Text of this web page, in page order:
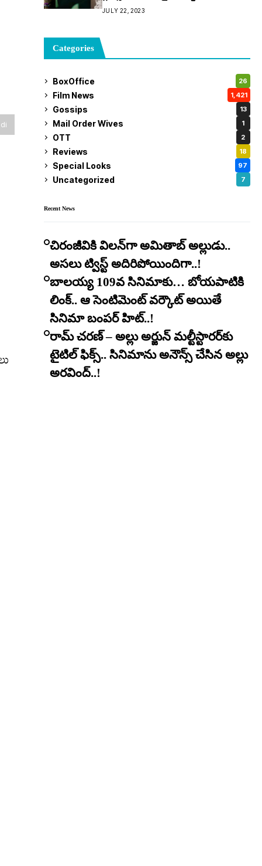
JULY 22, 2023
Categories
BoxOffice 26
Film News 1,421
Gossips 13
Mail Order Wives 1
OTT 2
Reviews 18
Special Looks 97
Uncategorized 7
Recent News
చిరంజీవికి విలన్‌గా అమితాబ్ అల్లుడు..
అసలు ట్విస్ట్ అదిరిపోయిందిగా..!
బాలయ్య 109వ సినిమాకు… బోయపాటికి
లింక్.. ఆ సెంటిమెంట్ వర్కౌట్ అయితే
సినిమా బంపర్ హిట్..!
రామ్ చరణ్ – అల్లు అర్జున్ మల్టీస్టారర్​కు
టైటిల్ ఫిక్స్.. సినిమాను అనౌన్స్ చేసిన అల్లు
అరవింద్..!